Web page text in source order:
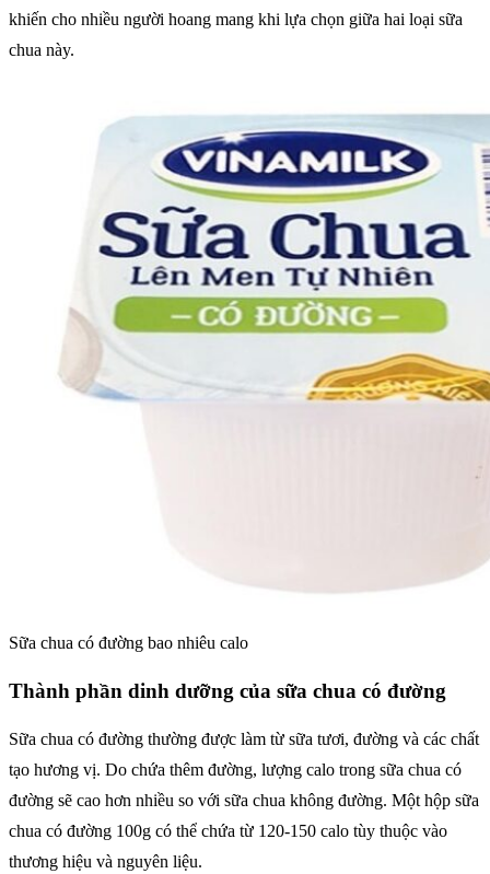
khiến cho nhiều người hoang mang khi lựa chọn giữa hai loại sữa
chua này.
Sữa chua có đường bao nhiêu calo
Thành phần dinh dưỡng của sữa chua có đường
Sữa chua có đường thường được làm từ sữa tươi, đường và các chất
tạo hương vị. Do chứa thêm đường, lượng calo trong sữa chua có
đường sẽ cao hơn nhiều so với sữa chua không đường. Một hộp sữa
chua có đường 100g có thể chứa từ 120-150 calo tùy thuộc vào
thương hiệu và nguyên liệu.